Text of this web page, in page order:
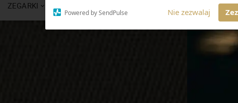
Powered by SendPulse Nie zezwalaj
ZEGARKI